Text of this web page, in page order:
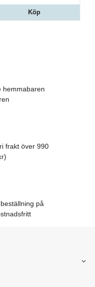
Köp
hemmabaren
frakt över 990
på